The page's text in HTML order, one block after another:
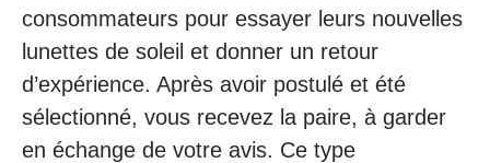
consommateurs pour essayer leurs nouvelles
lunettes de soleil et donner un retour
d’expérience. Après avoir postulé et été
sélectionné, vous recevez la paire, à garder
en échange de votre avis. Ce type